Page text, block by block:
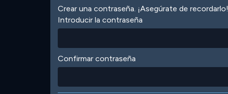
Crear una contraseña. ¡Asegúrate de recordarlo!
Introducir la contraseña
Confirmar contraseña